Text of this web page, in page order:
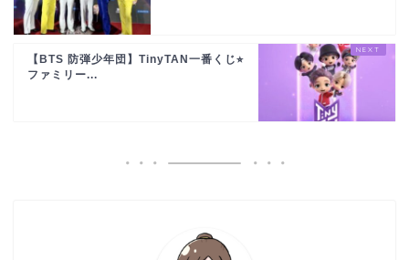
【BTS 防弾少年団】TinyTAN一番くじ⭐︎
ファミリー...